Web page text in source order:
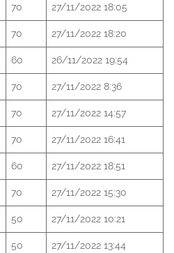
70 27/11/2022 18:05
70 27/11/2022 18:20
60 26/11/2022 19:54
70 27/11/2022 8:36
70 27/11/2022 14:57
70 27/11/2022 16:41
60 27/11/2022 18:51
70 27/11/2022 15:30
50 27/11/2022 10:21
50 27/11/2022 13:44